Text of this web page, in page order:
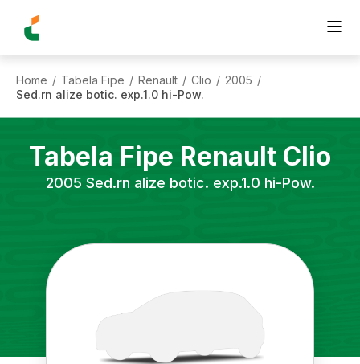
Home / Tabela Fipe / Renault / Clio / 2005 /
Sed.rn alize botic. exp.1.0 hi-Pow.
Tabela Fipe Renault Clio
2005 Sed.rn alize botic. exp.1.0 hi-Pow.